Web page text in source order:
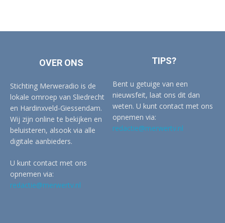
OVER ONS
Stichting Merweradio is de
lokale omroep van Sliedrecht
en Hardinxveld-Giessendam.
Wij zijn online te bekijken en
beluisteren, alsook via alle
digitale aanbieders.
U kunt contact met ons
opnemen via:
redactie@merwertv.nl
TIPS?
Bent u getuige van een
nieuwsfeit, laat ons dit dan
weten. U kunt contact met ons
opnemen via:
redactie@merwertv.nl